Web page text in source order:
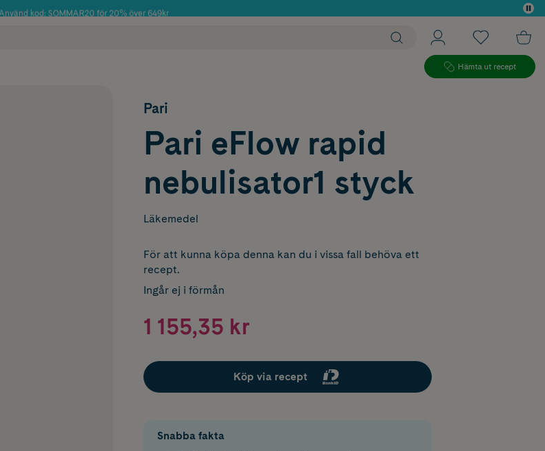
Årets Butik 2025 inom Skönhet
Använd kod: SOMMAR20 för 20% över 649kr
Hämta ut recept
Pari
Pari eFlow rapid
nebulisator1 styck
Läkemedel
För att kunna köpa denna kan du i vissa fall behöva ett
recept.
Ingår ej i förmån
1 155,35 kr
Köp via recept
Snabba fakta